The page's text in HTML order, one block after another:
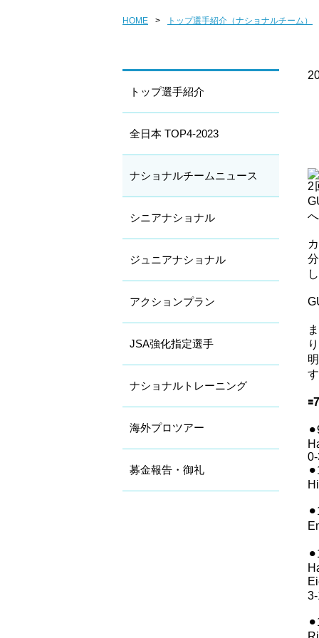
HOME > トップ選手紹介（ナショナルチーム）
2
す
トップ選手紹介
全日本 TOP4-2023
ナショナルチームニュース
シニアナショナル
ジュニアナショナル
アクションプラン
JSA強化指定選手
ナショナルトレーニング
海外プロツアー
募金報告・御礼